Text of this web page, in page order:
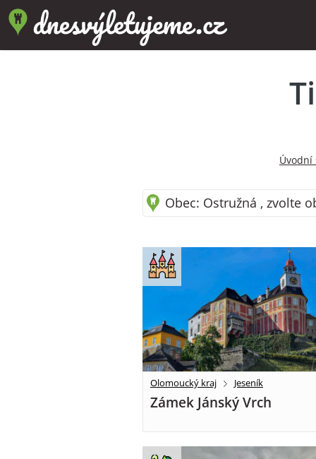
Úvodní
Obec: Ostružná , zvolte
Olomoucký kraj Jeseník
Zámek Jánský Vrch